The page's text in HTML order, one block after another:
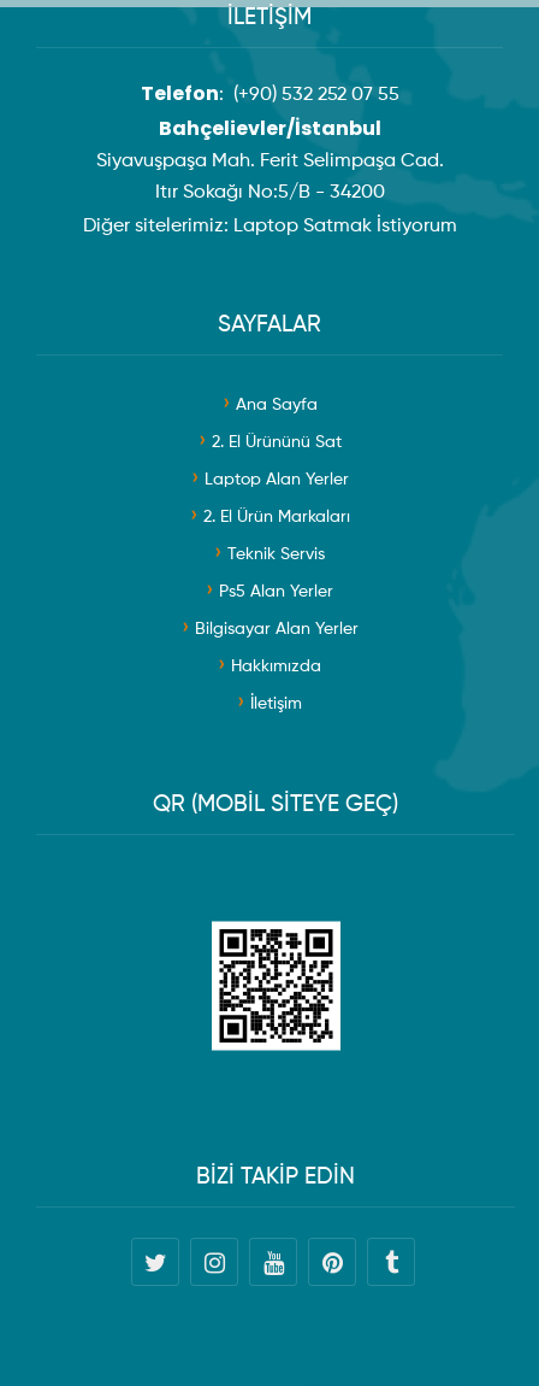
İLETİŞİM
Telefon: (+90) 532 252 07 55
Bahçelievler/İstanbul
Siyavuşpaşa Mah. Ferit Selimpaşa Cad.
Itır Sokağı No:5/B - 34200
Diğer sitelerimiz: Laptop Satmak İstiyorum
SAYFALAR
Ana Sayfa
2. El Ürününü Sat
Laptop Alan Yerler
2. El Ürün Markaları
Teknik Servis
Ps5 Alan Yerler
Bilgisayar Alan Yerler
Hakkımızda
İletişim
QR (MOBİL SİTEYE GEÇ)
BİZİ TAKİP EDİN